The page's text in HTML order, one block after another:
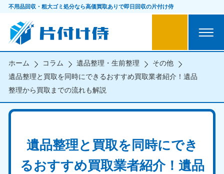
不用品回収・粗大ゴミ処分なら高価買取ありで即日回収の片付け侍
ホーム コラム 遺品整理・生前整理
その他
遺品整理と買取を同時にできるおすすめ買取業者紹介！遺品
整理から買取までの流れも解説
遺品整理と買取を同時にでき
るおすすめ買取業者紹介！遺品